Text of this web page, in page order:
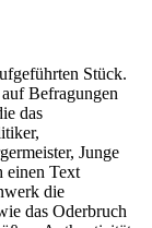
Stück.
Befragungen
das
Junge
einen Text
die
das Oderbruch